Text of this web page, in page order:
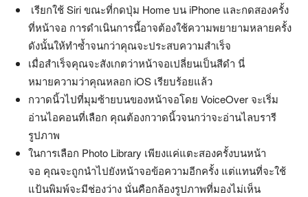
เรียกใช้ Siri ขณะที่กดปุ่ม Home บน iPhone และกดสองครั้ง
ที่หน้าจอ การดำเนินการนี้อาจต้องใช้ความพยายามหลายครั้ง
ดังนั้นให้ทำซ้ำจนกว่าคุณจะประสบความสำเร็จ
เมื่อสำเร็จคุณจะสังเกตว่าหน้าจอเปลี่ยนเป็นสีดำ นี่
หมายความว่าคุณหลอก iOS เรียบร้อยแล้ว
กวาดนิ้วไปที่มุมซ้ายบนของหน้าจอโดย VoiceOver จะเริ่ม
อ่านไอคอนที่เลือก คุณต้องกวาดนิ้วจนกว่าจะอ่านไลบรารี
รูปภาพ
ในการเลือก Photo Library เพียงแค่แตะสองครั้งบนหน้า
จอ คุณจะถูกนำไปยังหน้าจอข้อความอีกครั้ง แต่แทนที่จะใช้
แป้นพิมพ์จะมีช่องว่าง นั่นคือกล้องรูปภาพที่มองไม่เห็น